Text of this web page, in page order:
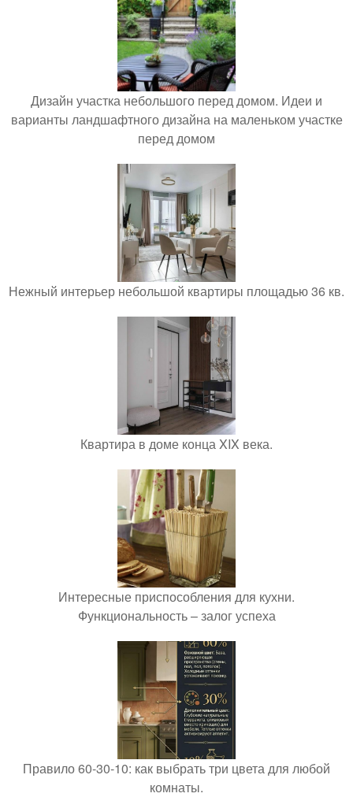
Дизайн участка небольшого перед домом. Идеи и
варианты ландшафтного дизайна на маленьком участке
перед домом
Нежный интерьер небольшой квартиры площадью 36 кв.
Квартира в доме конца XIX века.
Интересные приспособления для кухни.
Функциональность – залог успеха
Правило 60-30-10: как выбрать три цвета для любой
комнаты.